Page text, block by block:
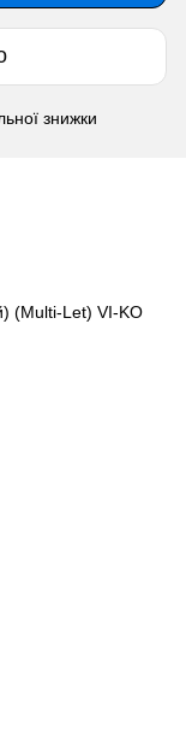
знижки
(Multi-Let) VI-KO